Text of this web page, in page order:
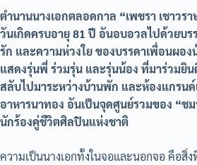
ตำนานนางเอกตลอดกาล “เพชรา เชาวร
วันเกิดครบอายุ 81 ปี อันอบอวลไปด้วยบร
รัก และความห่วงใย ของบรรดาเพื่อนผอ
แสดงรุ่นพี่ ร่วมรุ่น และรุ่นน้อง ที่มาร่วมยิ
สลับไปมาระหว่างบ้านพัก และห้องแกรนด์
อาหารนาทอง อันเป็นจุดศูนย์รวมของ “ช
นักร้องคู่ชีวิตศิลปินแห่งชาติ
ความเป็นนางเอกทั้งในจอและนอกจอ คือสิ่